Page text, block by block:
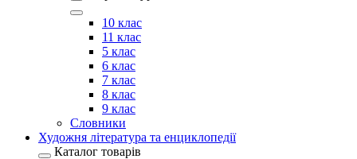
10 клас
11 клас
5 клас
6 клас
7 клас
8 клас
9 клас
Словники
Художня література та енциклопедії
Каталог товарів